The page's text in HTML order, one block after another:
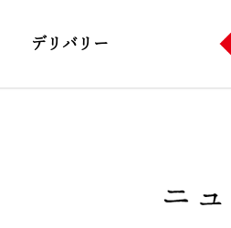
デリバリー